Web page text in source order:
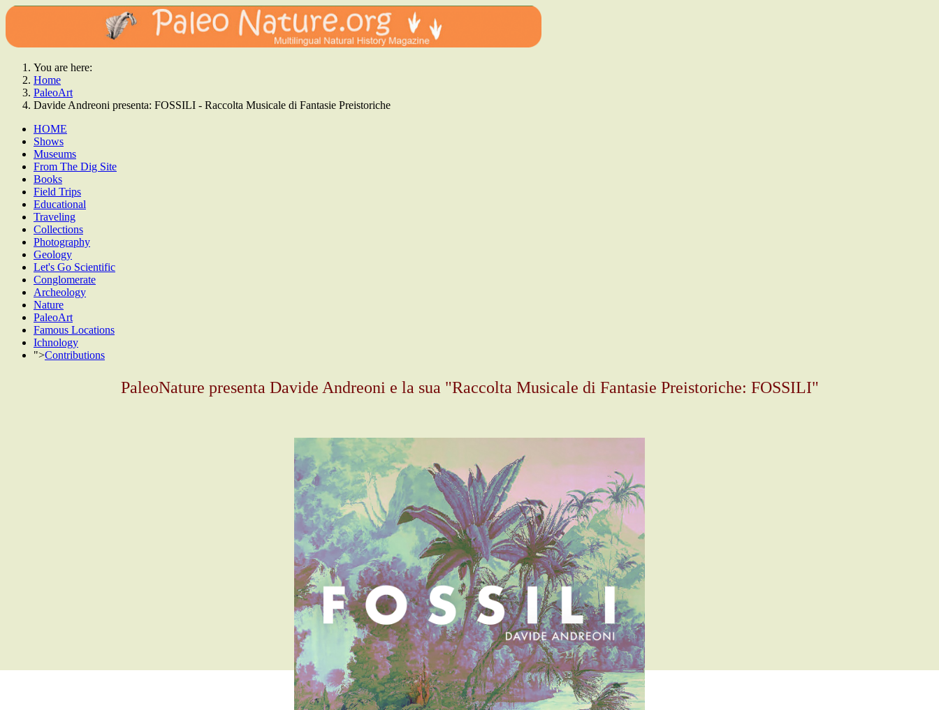
You are here:
Home
PaleoArt
Davide Andreoni presenta: FOSSILI - Raccolta Musicale di Fantasie Preistoriche
HOME
Shows
Museums
From The Dig Site
Books
Field Trips
Educational
Traveling
Collections
Photography
Geology
Let's Go Scientific
Conglomerate
Archeology
Nature
PaleoArt
Famous Locations
Ichnology
">Contributions
PaleoNature presenta Davide Andreoni e la sua "Raccolta Musicale di Fantasie Preistoriche: FOSSILI"